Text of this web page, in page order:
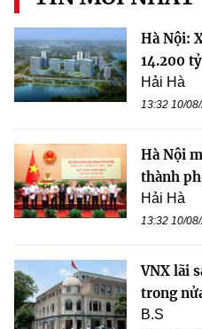
Hà Nội:
14.200
Hải Hà
13:32 10/
Hà Nội
thành
Hải Hà
13:32 10/
VNX lãi
trong
B.S